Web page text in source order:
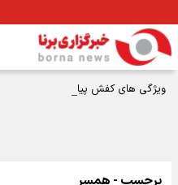
ویژگی های کفش پیاده‌روی اربعین
برچسب - همسر